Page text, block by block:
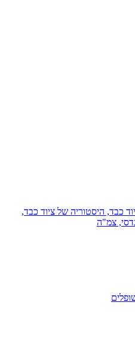
כבד, היסטוריה של ציוד כבד,
צמ"ה